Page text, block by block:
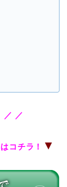
／ ／
はコチラ！ ▼